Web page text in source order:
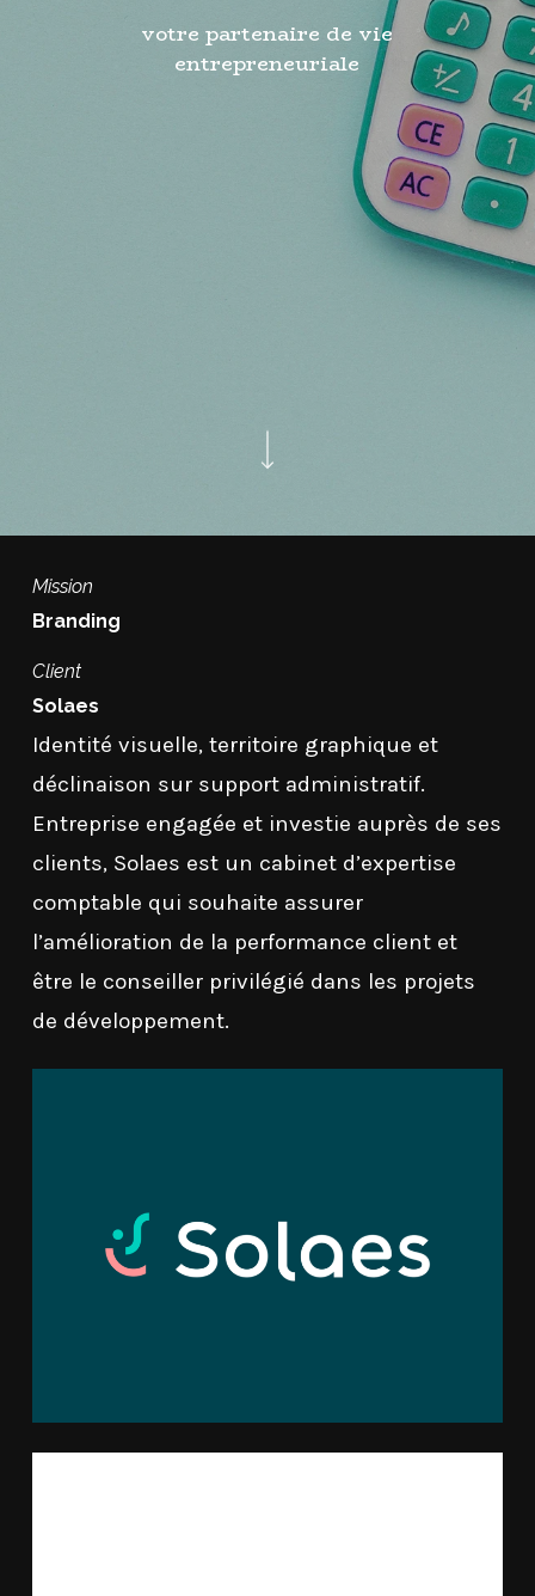
votre partenaire de vie
entrepreneuriale
Mission
Branding
Client
Solaes
Identité visuelle, territoire graphique et
déclinaison sur support administratif.
Entreprise engagée et investie auprès de ses
clients, Solaes est un cabinet d’expertise
comptable qui souhaite assurer
l’amélioration de la performance client et
être le conseiller privilégié dans les projets
de développement.